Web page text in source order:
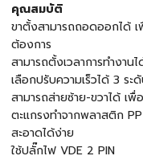
คุณสมบัติ
ขาตั้งสามารถถอดออกได้
ต้องการ
สามารถตั้งเวลาการทำงา
เลือกปรับความเร็วได้ 3 ร
สามารถส่ายซ้าย-ขวาได้ เ
ตะแกรงทำจากพลาสติก
สะอาดได้ง่าย
ใช้ปลั๊กไฟ VDE 2 PIN